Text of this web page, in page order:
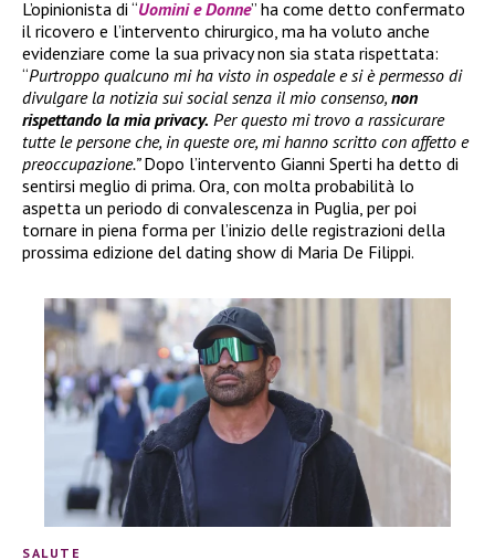
L’opinionista di “Uomini e Donne” ha come detto confermato
il ricovero e l’intervento chirurgico, ma ha voluto anche
evidenziare come la sua privacy non sia stata rispettata:
“Purtroppo qualcuno mi ha visto in ospedale e si è permesso di
divulgare la notizia sui social senza il mio consenso, non
rispettando la mia privacy. Per questo mi trovo a rassicurare
tutte le persone che, in queste ore, mi hanno scritto con affetto e
preoccupazione.”Dopo l’intervento Gianni Sperti ha detto di
sentirsi meglio di prima. Ora, con molta probabilità lo
aspetta un periodo di convalescenza in Puglia, per poi
tornare in piena forma per l’inizio delle registrazioni della
prossima edizione del dating show di Maria De Filippi.
SALUTE